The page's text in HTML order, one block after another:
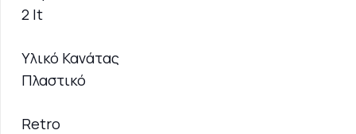
2 lt
Υλικό Κανάτας
Πλαστικό
Retro